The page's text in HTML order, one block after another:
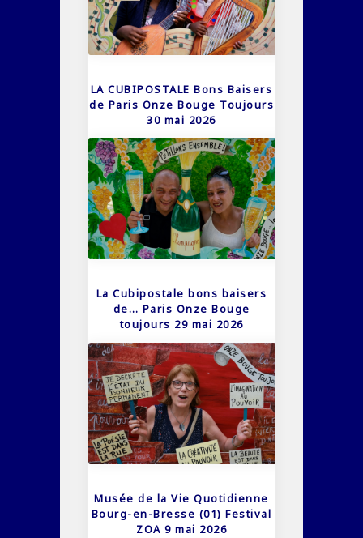
LA CUBIPOSTALE Bons Baisers
de Paris Onze Bouge Toujours
30 mai 2026
La Cubipostale bons baisers
de… Paris Onze Bouge
toujours 29 mai 2026
Musée de la Vie Quotidienne
Bourg-en-Bresse (01) Festival
ZOA 9 mai 2026